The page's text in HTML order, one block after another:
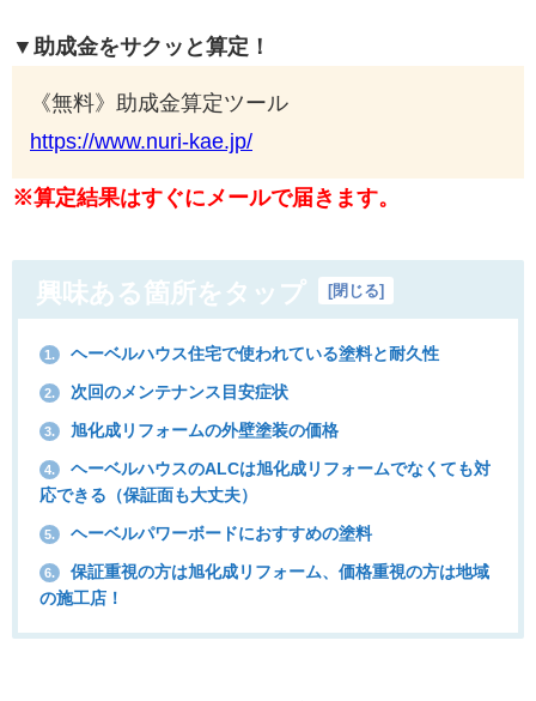
▼助成金をサクッと算定！
《無料》助成金算定ツール
https://www.nuri-kae.jp/
※算定結果はすぐにメールで届きます。
興味ある箇所をタップ [閉じる]
1. ヘーベルハウス住宅で使われている塗料と耐久性
2. 次回のメンテナンス目安症状
3. 旭化成リフォームの外壁塗装の価格
4.
ヘーベルハウスのALCは旭化成リフォームでなくても対
応できる（保証面も大丈夫）
5. ヘーベルパワーボードにおすすめの塗料
6.
保証重視の方は旭化成リフォーム、価格重視の方は地域
の施工店！